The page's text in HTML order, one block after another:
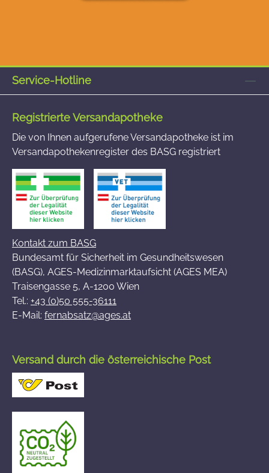
Service-Hotline
Registrierte Versandapotheke
Die von Ihnen aufgerufene Versandapotheke ist im
Versandapothekenregister des BASG registriert
Kontakt zum BASG
Bundesamt für Sicherheit im Gesundheitswesen
(BASG), AGES-Medizinmarktaufsicht (AGES MEA)
Traisengasse 5, A-1200 Wien
Tel.: +43 (0)50 555-36111
E-Mail: fernabsatz@ages.at
Versand durch die österreichische Post